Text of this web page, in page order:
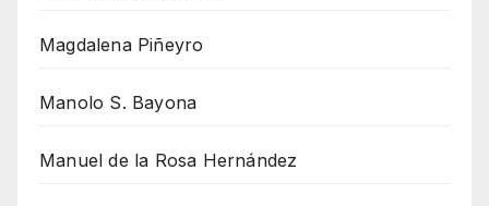
Magdalena Piñeyro
Manolo S. Bayona
Manuel de la Rosa Hernández